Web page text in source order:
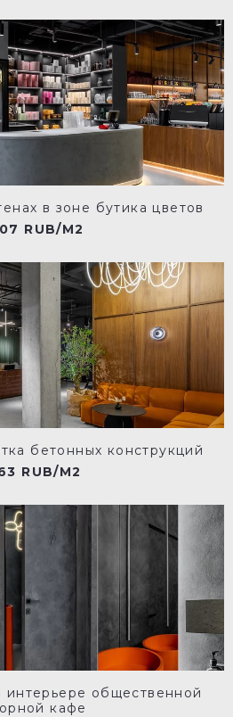
в зоне бутика цветов
RUB/M2
бетонных конструкций
RUB/M2
интерьере общественной
кафе